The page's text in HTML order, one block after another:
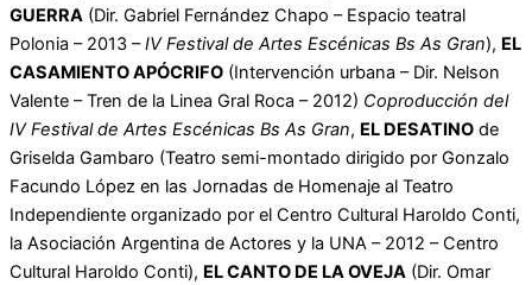
GUERRA (Dir. Gabriel Fernández Chapo – Espacio teatral
Polonia – 2013 –IV Festival de Artes Escénicas Bs As Gran), EL
CASAMIENTO APÓCRIFO (Intervención urbana – Dir. Nelson
Valente – Tren de la Linea Gral Roca – 2012) Coproducción del
IV Festival de Artes Escénicas Bs As Gran, EL DESATINO de
Griselda Gambaro (Teatro semi-montado dirigido por Gonzalo
Facundo López en las Jornadas de Homenaje al Teatro
Independiente organizado por el Centro Cultural Haroldo Conti,
la Asociación Argentina de Actores y la UNA – 2012 – Centro
Cultural Haroldo Conti), EL CANTO DE LA OVEJA (Dir. Omar